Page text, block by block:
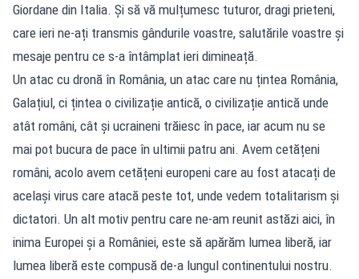
Giordane din Italia. Și să vă mulțumesc tuturor, dragi prieteni,
care ieri ne-ați transmis gândurile voastre, salutările voastre și
mesaje pentru ce s-a întâmplat ieri dimineață.
Un atac cu dronă în România, un atac care nu țintea România,
Galațiul, ci țintea o civilizație antică, o civilizație antică unde
atât români, cât și ucraineni trăiesc în pace, iar acum nu se
mai pot bucura de pace în ultimii patru ani. Avem cetățeni
români, acolo avem cetățeni europeni care au fost atacați de
același virus care atacă peste tot, unde vedem totalitarism și
dictatori. Un alt motiv pentru care ne-am reunit astăzi aici, în
inima Europei și a României, este să apărăm lumea liberă, iar
lumea liberă este compusă de-a lungul continentului nostru.